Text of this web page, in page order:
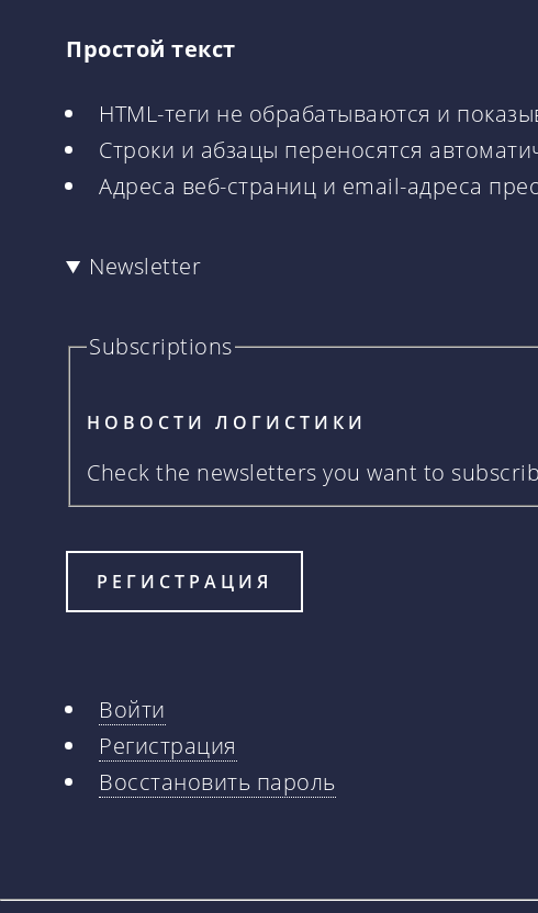
Простой текст
HTML-теги не обрабатываются и
Строки и абзацы переносятся
Адреса веб-страниц и email-адреса
Newsletter
Subscriptions
НОВОСТИ ЛОГИСТИКИ
Check the newsletters you want to
Главные
вкладки
Войти
Регистрация
Восстановить пароль